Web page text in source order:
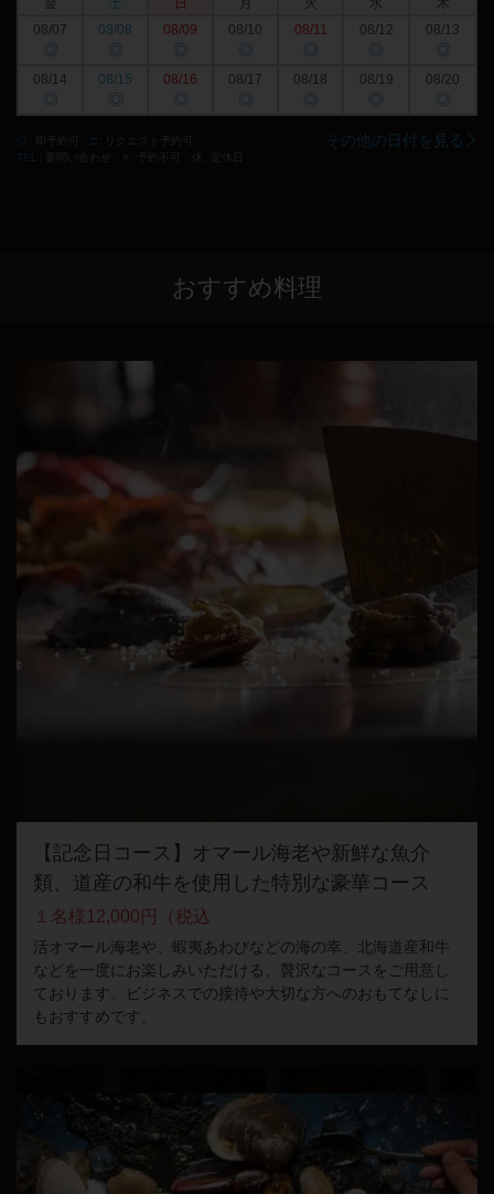
金 土 日 火 水
木
08/07
◎
08/08
◎
08/09
◎
08/10
◎
08/11
◎
08/12
◎
08/13
◎
08/14
◎
08/15
◎
08/16
◎
08/17
◎
08/18
◎
08/19
◎
08/20
◎
□
TEL
要問い合わせ 休 定休日
その他の日付を見る
おすすめ料理
【記念日コース】オマール海老や新鮮な魚介
類、道産の和牛を使用した特別な豪華コース
１名様12,000円（税込
活オマール海老や、蝦夷あわびなどの海の幸、北海道産和牛
などを一度にお楽しみいただける、贅沢なコースをご用意し
ております。ビジネスでの接待や大切な方へのおもてなしに
もおすすめです。